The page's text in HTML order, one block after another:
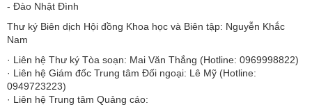
- Đào Nhật Đình
Thư ký Biên dịch Hội đồng Khoa học và Biên tập: Nguyễn Khắc
Nam
· Liên hệ Thư ký Tòa soạn: Mai Văn Thắng (Hotline: 0969998822)
· Liên hệ Giám đốc Trung tâm Đối ngoại: Lê Mỹ (Hotline:
0949723223)
· Liên hệ Trung tâm Quảng cáo: